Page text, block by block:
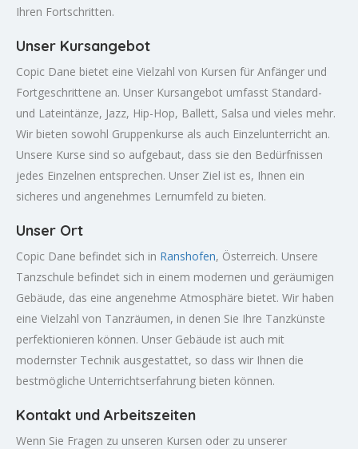
Ihren Fortschritten.
Unser Kursangebot
Copic Dane bietet eine Vielzahl von Kursen für Anfänger und
Fortgeschrittene an. Unser Kursangebot umfasst Standard-
und Lateintänze, Jazz, Hip-Hop, Ballett, Salsa und vieles mehr.
Wir bieten sowohl Gruppenkurse als auch Einzelunterricht an.
Unsere Kurse sind so aufgebaut, dass sie den Bedürfnissen
jedes Einzelnen entsprechen. Unser Ziel ist es, Ihnen ein
sicheres und angenehmes Lernumfeld zu bieten.
Unser Ort
Copic Dane befindet sich in Ranshofen, Österreich. Unsere
Tanzschule befindet sich in einem modernen und geräumigen
Gebäude, das eine angenehme Atmosphäre bietet. Wir haben
eine Vielzahl von Tanzräumen, in denen Sie Ihre Tanzkünste
perfektionieren können. Unser Gebäude ist auch mit
modernster Technik ausgestattet, so dass wir Ihnen die
bestmögliche Unterrichtserfahrung bieten können.
Kontakt und Arbeitszeiten
Wenn Sie Fragen zu unseren Kursen oder zu unserer